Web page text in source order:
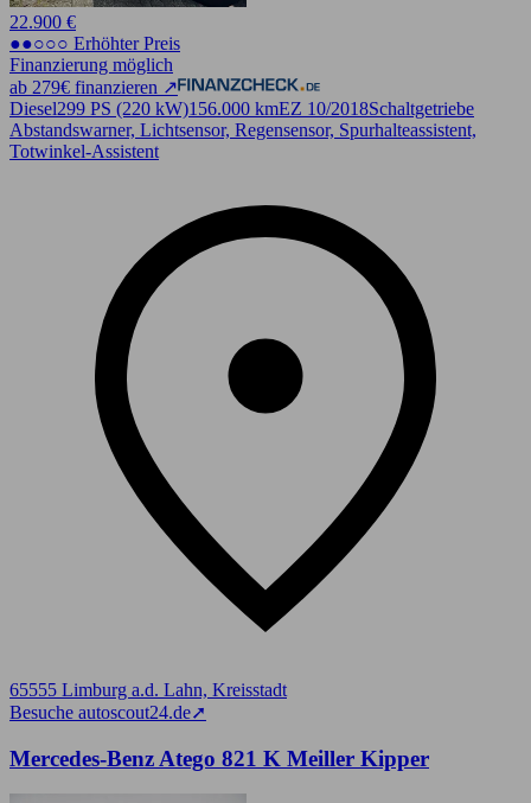
22.900 €
●●○○○ Erhöhter Preis
Finanzierung möglich
ab 279€ finanzieren ↗
Diesel299 PS (220 kW)156.000 kmEZ 10/2018Schaltgetriebe
Abstandswarner, Lichtsensor, Regensensor, Spurhalteassistent,
Totwinkel-Assistent
65555 Limburg a.d. Lahn, Kreisstadt
Besuche autoscout24.de➚
Mercedes-Benz Atego 821 K Meiller Kipper